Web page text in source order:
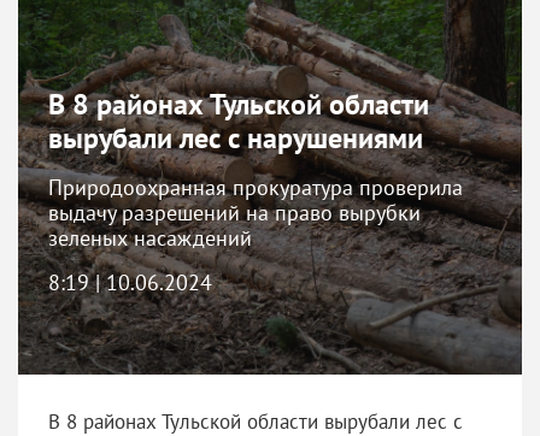
В 8 районах Тульской области
вырубали лес с нарушениями
Природоохранная прокуратура проверила
выдачу разрешений на право вырубки
зеленых насаждений
8:19 | 10.06.2024
В 8 районах Тульской области вырубали лес с